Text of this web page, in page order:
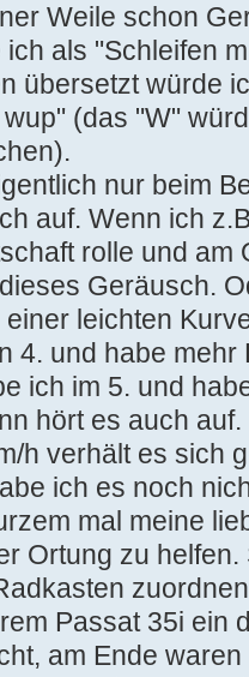
Weile schon
als "Schleifen
übersetzt würde
(das "W"
nur beim
auf. Wenn ich
rolle und am
Geräusch.
leichten
4. und habe
ich im 5. und
hört es auch
h verhält es sich
ich es noch
mal meine
Ortung zu
Passat 35i ein
am Ende